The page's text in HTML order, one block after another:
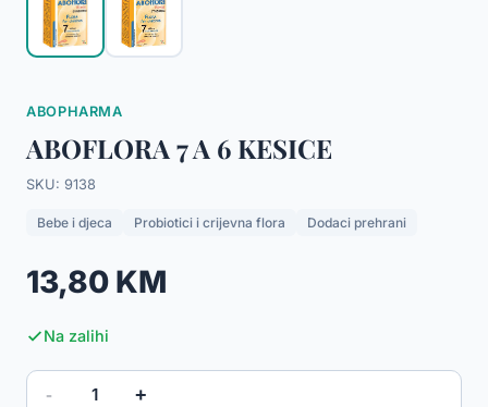
ABOPHARMA
ABOFLORA 7 A 6 KESICE
SKU: 9138
Bebe i djeca Probiotici i crijevna flora Dodaci prehrani
13,80 KM
Na zalihi
- 1 +